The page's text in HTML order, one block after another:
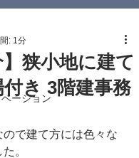
ーション
】狭小地に建て
き 3階建事務
: 1分
で建て方には色々な
。